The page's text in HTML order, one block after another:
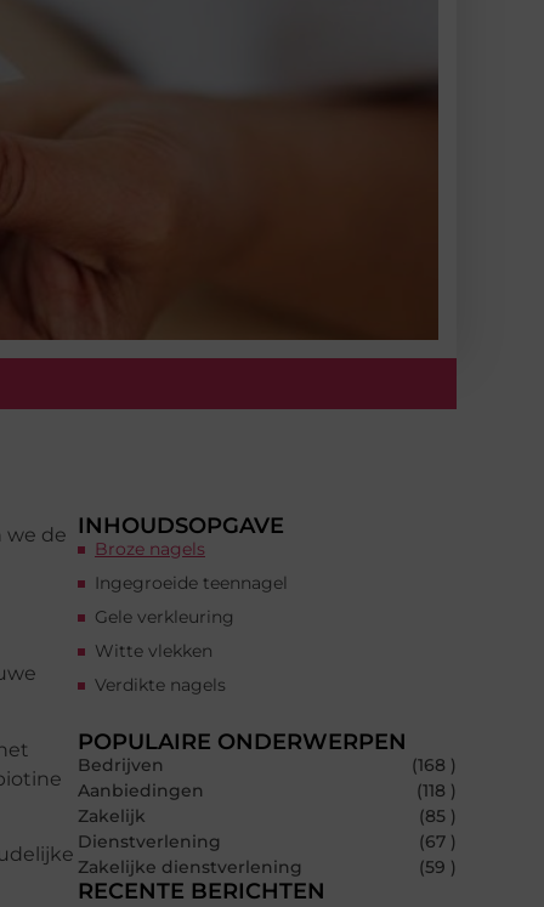
we de
INHOUDSOPGAVE
Broze nagels
Ingegroeide teennagel
Gele verkleuring
Witte vlekken
Verdikte nagels
POPULAIRE ONDERWERPEN
Bedrijven
(168 )
Aanbiedingen
(118 )
Zakelijk
(85 )
Dienstverlening
(67 )
Zakelijke dienstverlening
(59 )
RECENTE BERICHTEN